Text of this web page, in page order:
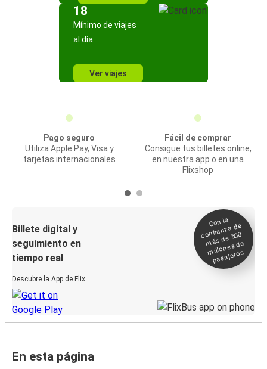
18
Mínimo de viajes
al día
Ver viajes
Pago seguro
Utiliza Apple Pay, Visa y
tarjetas internacionales
Fácil de comprar
Consigue tus billetes online,
en nuestra app o en una
Flixshop
Billete digital y
seguimiento en
tiempo real
Descubre la App de Flix
Con la
confianza de
más de 500
millones de
pasajeros
En esta página